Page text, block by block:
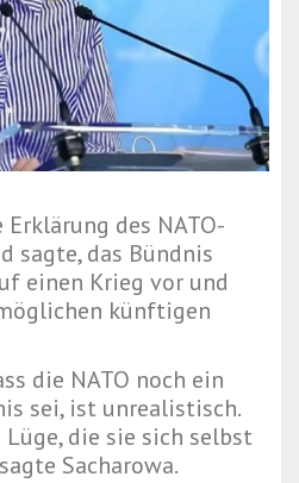
des NATO-
sagte, das Bündnis
einen Krieg vor und
künftigen
die NATO noch ein
sei, ist unrealistisch.
die sie sich selbst
Sacharowa.